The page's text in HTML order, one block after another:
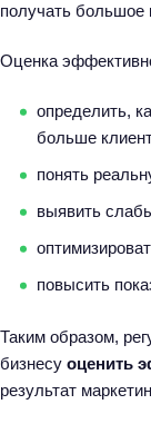
получать большое
Оценка
определить,
больше
понять
выявить
повысить
Таким образом,
бизнесу оценить
результат